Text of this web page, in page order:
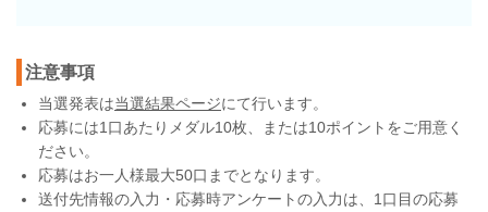
注意事項
当選発表は当選結果ページにて行います。
応募には1口あたりメダル10枚、または10ポイントをご用意く
ださい。
応募はお一人様最大50口までとなります。
送付先情報の入力・応募時アンケートの入力は、1口目の応募